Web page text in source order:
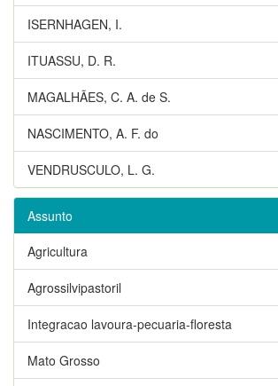
ISERNHAGEN, I.
ITUASSU, D. R.
MAGALHÃES, C. A. de S.
NASCIMENTO, A. F. do
VENDRUSCULO, L. G.
Assunto
Agricultura
Agrossilvipastoril
Integracao lavoura-pecuaria-floresta
Mato Grosso